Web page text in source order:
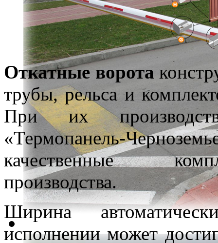
Откатные ворота
трубы, рельса и
При их
«Термопанель-
качественные
производства.
Ширина
исполнении может